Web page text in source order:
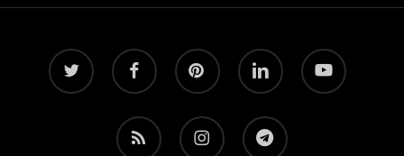
twitter facebook pinterest linkedin youtube
RSS instagram telegram